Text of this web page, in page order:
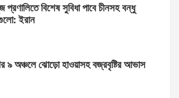
প্রণালিতে বিশেষ সুবিধা পাবে চীনসহ বন্ধু
ইরান
৯ অঞ্চলে ঝোড়ো হাওয়াসহ বজ্রবৃষ্টির আভাস